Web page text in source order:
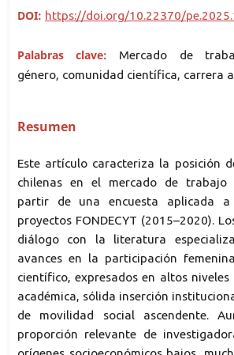
DOI: https://doi.org/10.22370/
Palabras clave: Mercado de
género, comunidad científica, carrera
Resumen
Este artículo caracteriza la posición
chilenas en el mercado de trabajo
partir de una encuesta aplicada a
proyectos FONDECYT (2015–2020).
diálogo con la literatura
avances en la participación
científico, expresados en altos niveles
académica, sólida inserción
de movilidad social ascendente.
proporción relevante de